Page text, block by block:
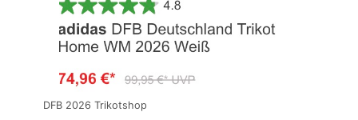
DFB 2026 Trikotshop